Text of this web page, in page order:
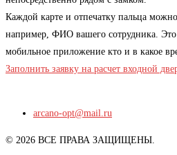
Каждой карте и отпечатку пальца
например, ФИО вашего сотрудника. Это
мобильное приложение кто и в какое
Заполнить заявку на расчет входной
arcano-opt@mail.ru
© 2026 ВСЕ ПРАВА ЗАЩИЩЕНЫ.